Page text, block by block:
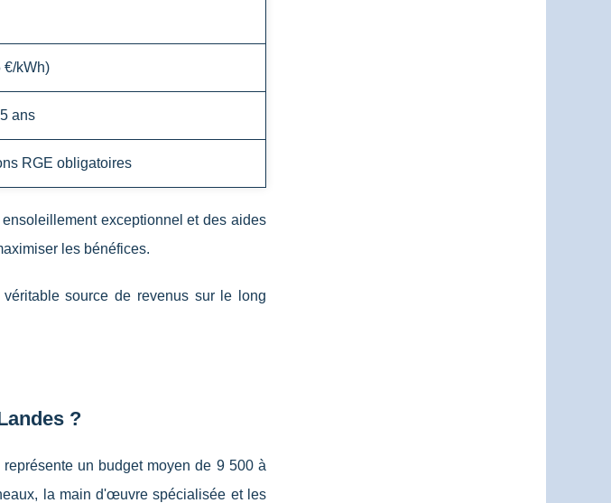
€/kWh)
ans
RGE obligatoires
exceptionnel et des aides
les bénéfices.
source de revenus sur le long
?
représente un budget moyen de 9 500 à
la main d'œuvre spécialisée et les